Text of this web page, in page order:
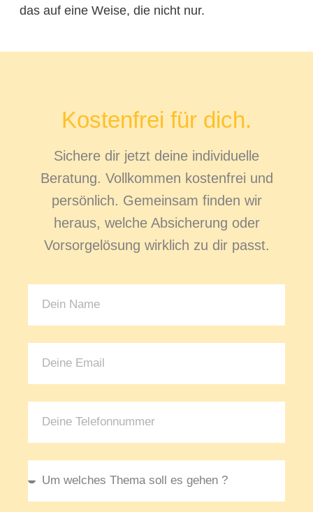
das auf eine Weise, die nicht nur.
Kostenfrei für dich.
Sichere dir jetzt deine individuelle
Beratung. Vollkommen kostenfrei und
persönlich. Gemeinsam finden wir
heraus, welche Absicherung oder
Vorsorgelösung wirklich zu dir passt.